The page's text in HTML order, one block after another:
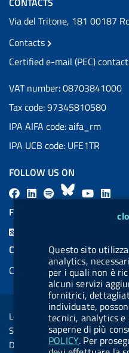
cookie management
Questo sito
analytics,
per i quali non è
alcuni servizi
fornitrici,
individuate,
tecnici, analytics e
saperne di più
POLICY. Per
Via del Tritone, 181 00187
Contacts
Certified e-mail (PEC)
VAT number: 08703841000
Tax code: 97345810580
IPA AIFA code: aifa_rm
IPA UCB code: UFE1TR
FOLLOW US ON
F
L
l
.
b
u
t
t
B
s
k
y
Y
u
b
e
e
d
i
n
FEED RSS
COOKIES
Cookie management
Sezione Link Utili
Legal notice
Social Media Policy
Dichiarazione di accessibilità